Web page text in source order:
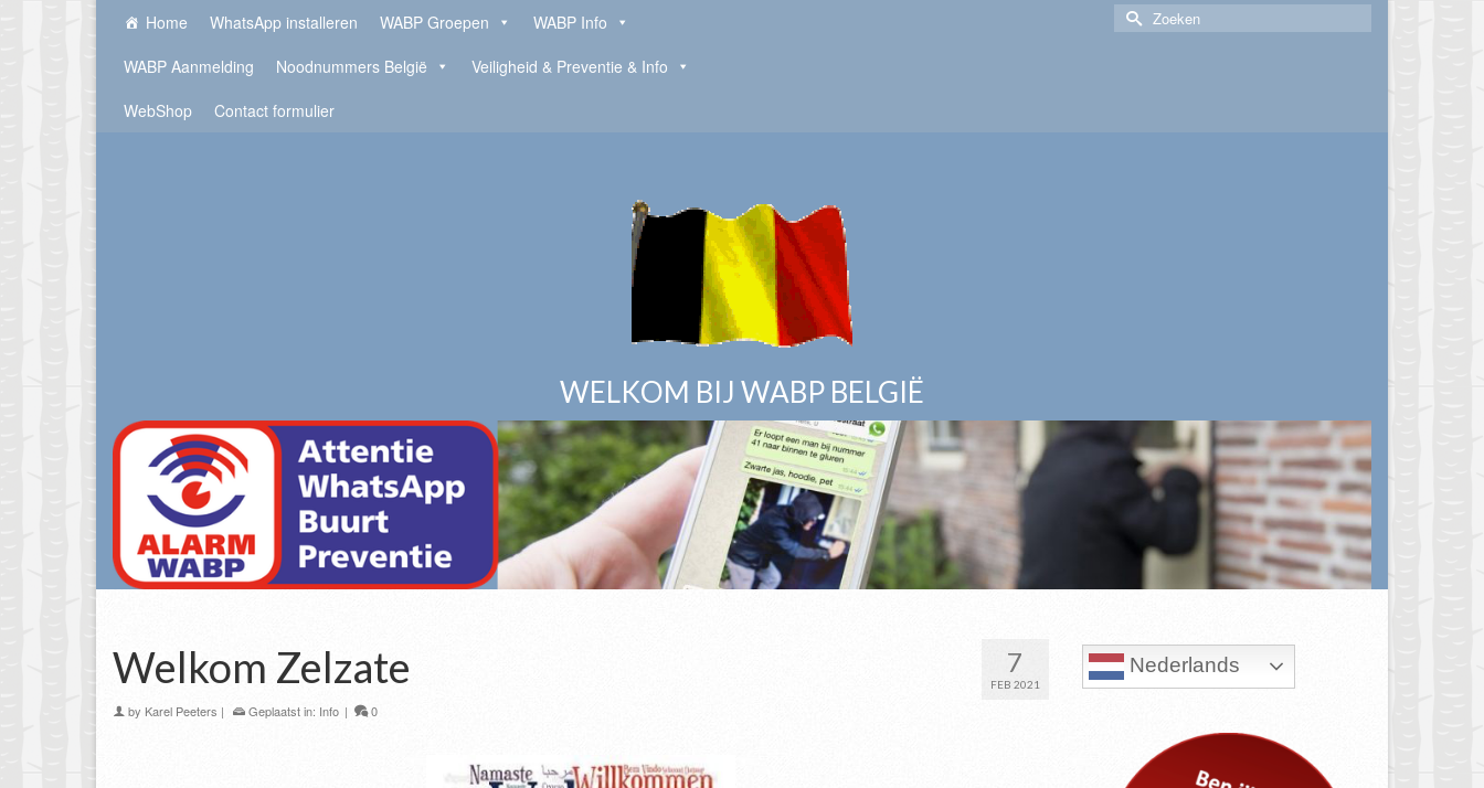
Home WhatsApp installeren WABP Groepen
WABP Info
WABP Aanmelding
Noodnummers België
Veiligheid & Preventie & Info
WebShop
Contact formulier
Zoek
WELKOM BIJ WABP BELGIË
7
FEB 2021
Welkom Zelzate
by Karel Peeters | Geplaatst in: Info | 0
Nederlands